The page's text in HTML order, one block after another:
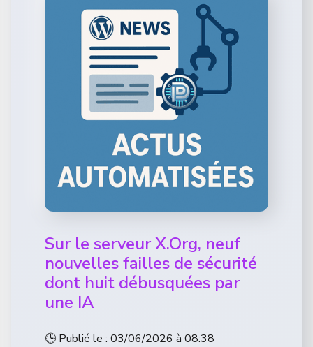
Sur le serveur X.Org, neuf
nouvelles failles de sécurité
dont huit débusquées par
une IA
🕒 Publié le : 03/06/2026 à 08:38